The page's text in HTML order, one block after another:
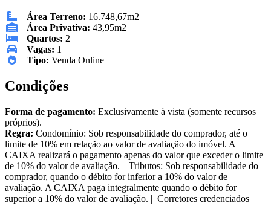
Área Terreno: 16.748,67m2
Área Privativa: 43,95m2
Quartos: 2
Vagas: 1
Tipo: Venda Online
Condições
Forma de pagamento: Exclusivamente à vista (somente recursos
próprios).
Regra: Condomínio: Sob responsabilidade do comprador, até o
limite de 10% em relação ao valor de avaliação do imóvel. A
CAIXA realizará o pagamento apenas do valor que exceder o limite
de 10% do valor de avaliação. | Tributos: Sob responsabilidade do
comprador, quando o débito for inferior a 10% do valor de
avaliação. A CAIXA paga integralmente quando o débito for
superior a 10% do valor de avaliação. | Corretores credenciados